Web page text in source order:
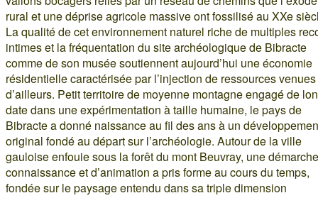
rural et une déprise agricole massive ont fossilisé au XXe
La qualité de cet environnement naturel riche de multiples
intimes et la fréquentation du site archéologique de Bibracte
comme de son musée soutiennent aujourd’hui une économie
résidentielle caractérisée par l’injection de ressources venues
d’ailleurs. Petit territoire de moyenne montagne engagé de
date dans une expérimentation à taille humaine, le pays de
Bibracte a donné naissance au fil des ans à un
original fondé au départ sur l’archéologie. Autour de la ville
gauloise enfouie sous la forêt du mont Beuvray, une
connaissance et d’animation a pris forme au cours du temps,
fondée sur le paysage entendu dans sa triple dimension